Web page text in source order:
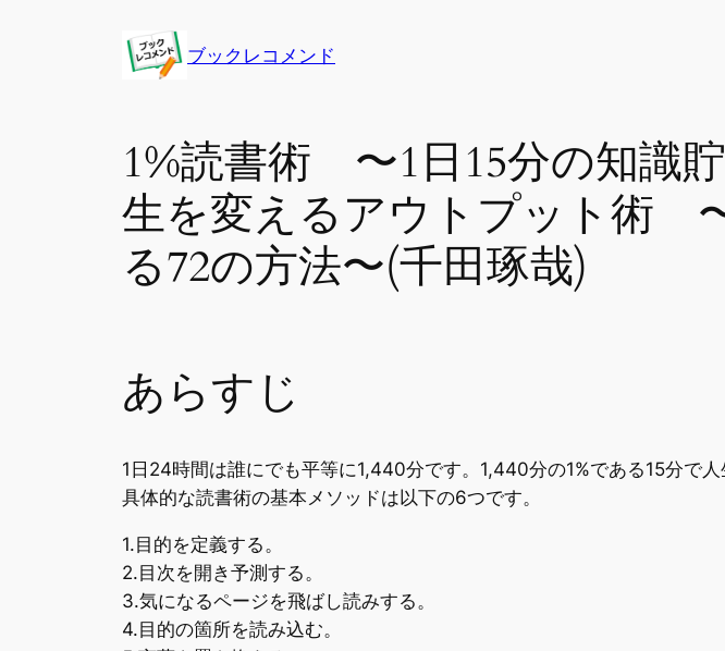
ブックレコメンド
1%読書術 〜1日15分の知識
生を変えるアウトプット術
る72の方法〜(千田琢哉)
あらすじ
1日24時間は誰にでも平等に1,440分です。1,440分の1%である15分で
具体的な読書術の基本メソッドは以下の6つです。
1.目的を定義する。
2.目次を開き予測する。
3.気になるページを飛ばし読みする。
4.目的の箇所を読み込む。